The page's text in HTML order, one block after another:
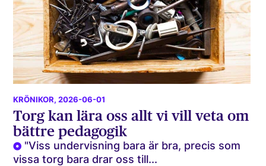
KRÖNIKOR, 2026-06-01
Torg kan lära oss allt vi vill veta om
bättre pedagogik
"Viss undervisning bara är bra, precis som
vissa torg bara drar oss till...